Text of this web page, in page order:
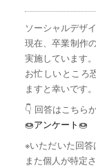
ソーシャルデザ
現在、卒業制作
実施しています。
お忙しいところ
ますと幸いです
👇 回答はこちら
🍩アンケート🍩
※いただいた回答
また個人が特定